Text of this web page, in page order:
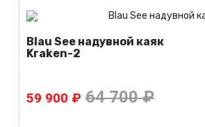
Blau See надувной каяк
Kraken-2
59 900 ₽ 64 700 ₽